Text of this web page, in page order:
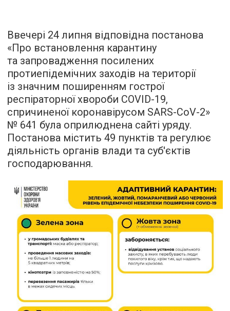
Ввечері 24 липня відповідна постанова
«Про встановлення карантину
та запровадження посилених
протиепідемічних заходів на території
із значним поширенням гострої
респіраторної хвороби COVID-19,
спричиненої коронавірусом SARS-CoV-2»
№ 641 була оприлюднена сайті уряду.
Постанова містить 49 пунктів та регулює
діяльність органів влади та суб'єктів
господарювання.